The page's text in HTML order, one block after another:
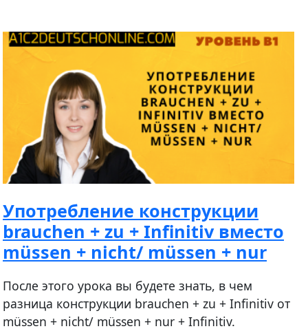
Употребление конструкции
brauchen + zu + Infinitiv вместо
müssen + nicht/ müssen + nur
После этого урока вы будете знать, в чем
разница конструкции brauchen + zu + Infinitiv от
müssen + nicht/ müssen + nur + Infinitiv.